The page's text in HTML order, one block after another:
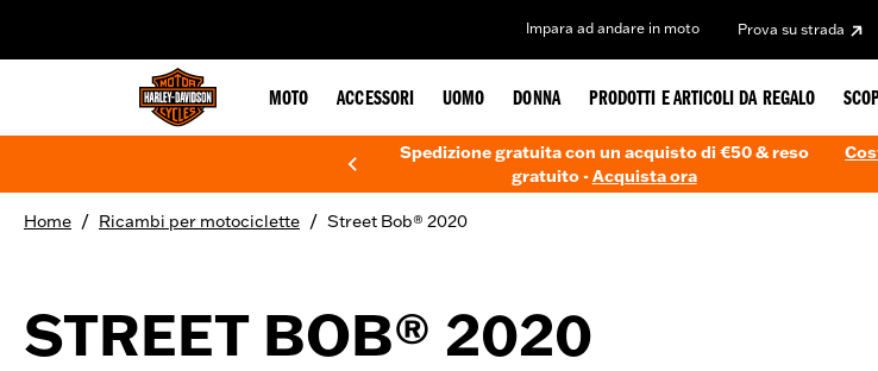
Impara ad andare in moto Prova su strada
MOTO ACCESSORI UOMO DONNA PRODOTTI E ARTICOLI DA REGALO
Spedizione gratuita con un acquisto di €50 & reso
gratuito -Acquista ora
Home / Ricambi per motociclette / Street Bob® 2020
STREET BOB® 2020